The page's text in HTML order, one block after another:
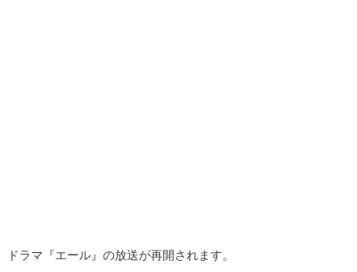
ドラマ『エール』の放送が再開されます。